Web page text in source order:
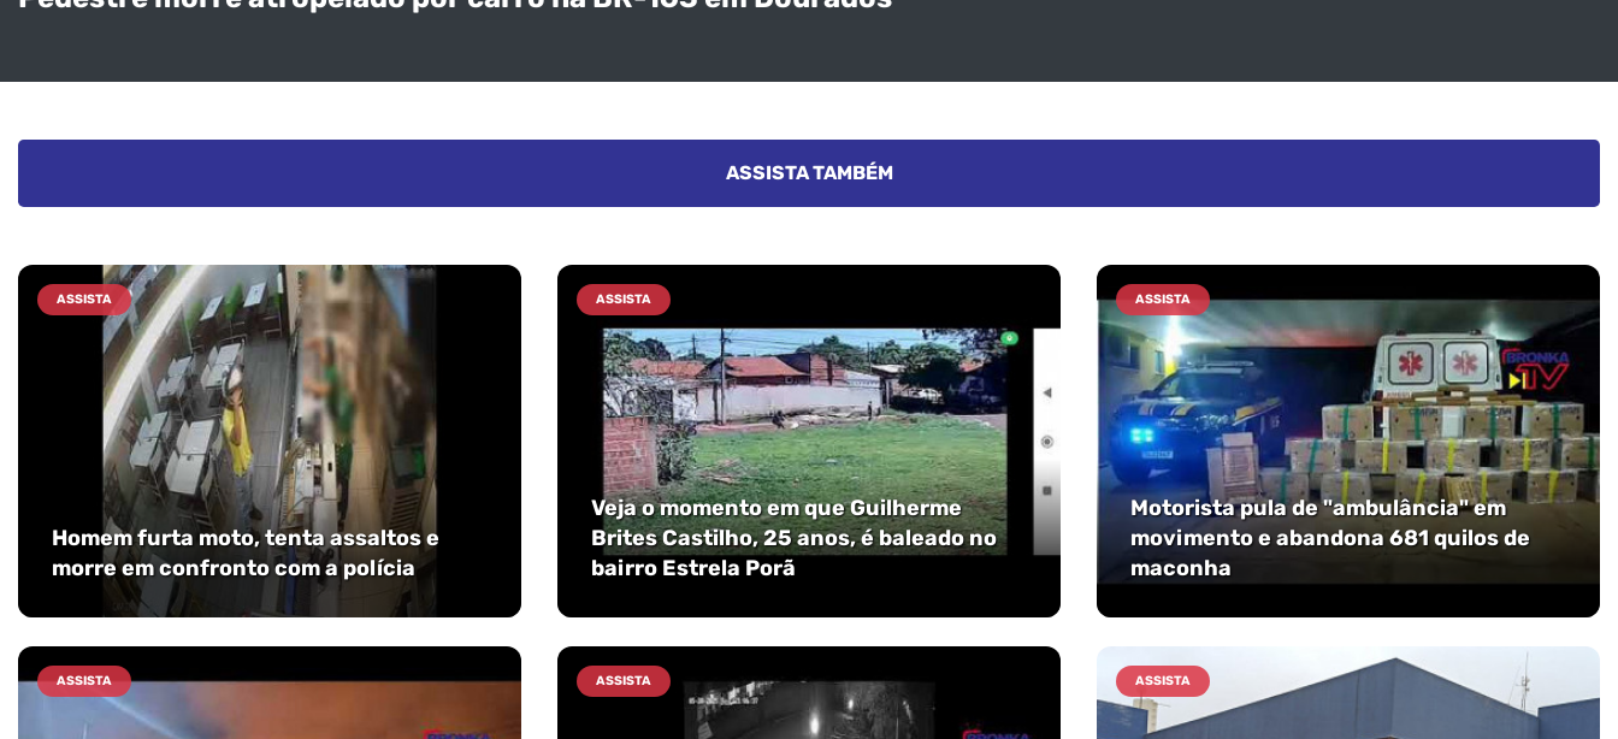
ASSISTA TAMBÉM
ASSISTA
Homem furta moto, tenta assaltos e
morre em confronto com a polícia
ASSISTA
Veja o momento em que Guilherme
Brites Castilho, 25 anos, é baleado no
bairro Estrela Porã
ASSISTA
Motorista pula de "ambulância" em
movimento e abandona 681 quilos de
maconha
ASSISTA ASSISTA ASSISTA